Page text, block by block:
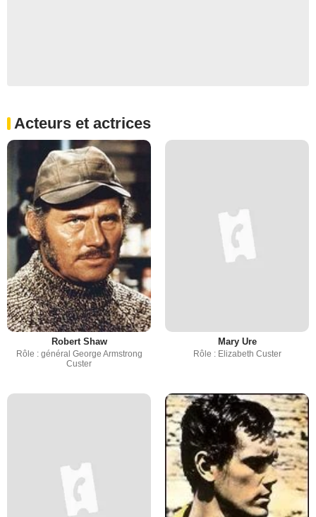
Acteurs et actrices
Robert Shaw
Rôle : général George Armstrong
Custer
Mary Ure
Rôle : Elizabeth Custer